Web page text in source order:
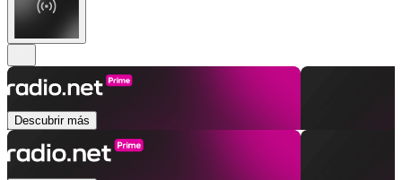
Descubrir más